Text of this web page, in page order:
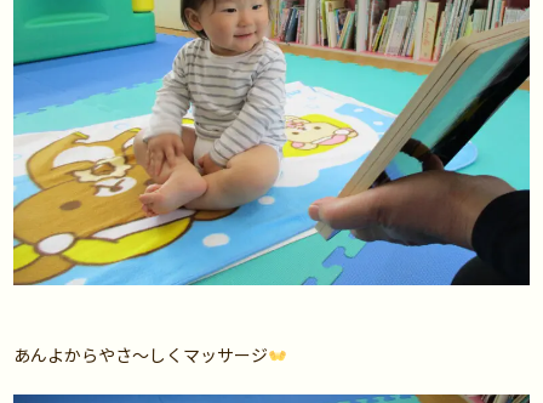
あんよからやさ～しくマッサージ